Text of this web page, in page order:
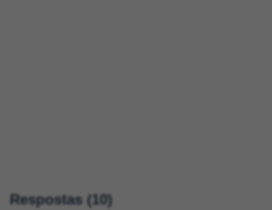
Respostas (10)